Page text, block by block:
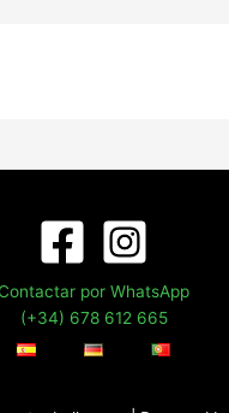
Contactar por WhatsApp
(+34) 678 612 665